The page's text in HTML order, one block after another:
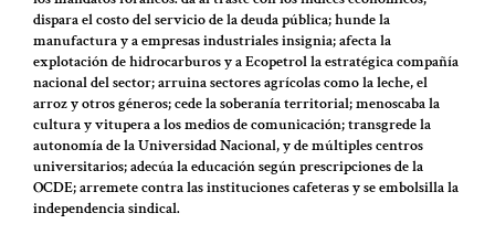
dispara el costo del servicio de la deuda pública; hunde la
manufactura y a empresas industriales insignia; afecta la
explotación de hidrocarburos y a Ecopetrol la estratégica compañía
nacional del sector; arruina sectores agrícolas como la leche, el
arroz y otros géneros; cede la soberanía territorial; menoscaba la
cultura y vitupera a los medios de comunicación; transgrede la
autonomía de la Universidad Nacional, y de múltiples centros
universitarios; adecúa la educación según prescripciones de la
OCDE; arremete contra las instituciones cafeteras y se embolsilla la
independencia sindical.